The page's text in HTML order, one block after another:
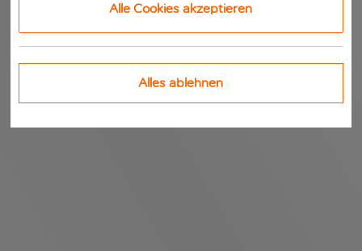
Alle Cookies akzeptieren
Alles ablehnen